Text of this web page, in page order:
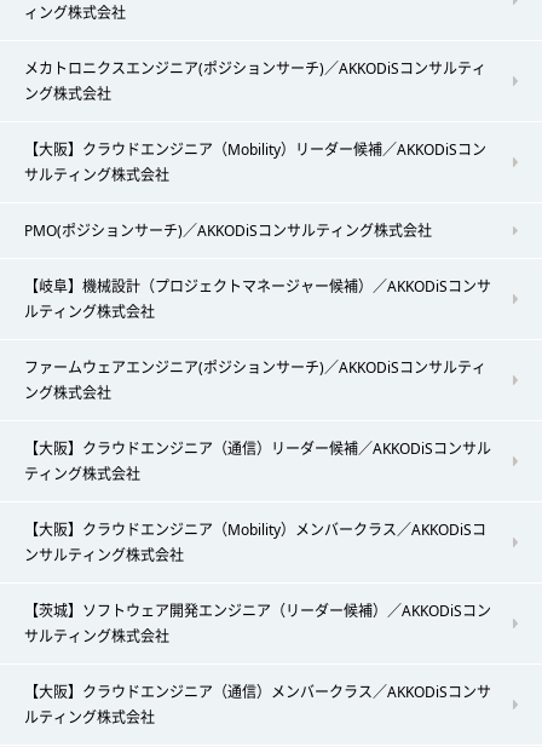
ィング株式会社
メカトロニクスエンジニア(ポジションサーチ)／AKKODiSコンサルティ
ング株式会社
【大阪】クラウドエンジニア（Mobility）リーダー候補／AKKODiSコン
サルティング株式会社
PMO(ポジションサーチ)／AKKODiSコンサルティング株式会社
【岐阜】機械設計（プロジェクトマネージャー候補）／AKKODiSコンサ
ルティング株式会社
ファームウェアエンジニア(ポジションサーチ)／AKKODiSコンサルティ
ング株式会社
【大阪】クラウドエンジニア（通信）リーダー候補／AKKODiSコンサル
ティング株式会社
【大阪】クラウドエンジニア（Mobility）メンバークラス／AKKODiSコ
ンサルティング株式会社
【茨城】ソフトウェア開発エンジニア（リーダー候補）／AKKODiSコン
サルティング株式会社
【大阪】クラウドエンジニア（通信）メンバークラス／AKKODiSコンサ
ルティング株式会社